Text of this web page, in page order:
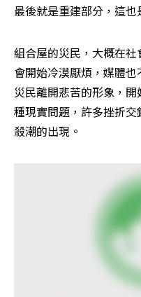
最後就是重建部分，這也
組合屋的災民，大概在
會開始冷漠厭煩，媒體也
災民離開悲苦的形象，
種現實問題，許多挫折
殺潮的出現。